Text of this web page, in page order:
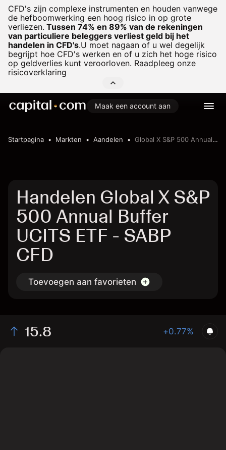
CFD's zijn complexe instrumenten en houden vanwege
de hefboomwerking een hoog risico in op grote
verliezen. Tussen 74% en 89% van de rekeningen
van particuliere beleggers verliest geld bij het
handelen in CFD's.U moet nagaan of u wel degelijk
begrijpt hoe CFD's werken en of u zich het hoge risico
op geldverlies kunt veroorloven. Raadpleeg onze
risicoverklaring
Maak een account aan
Startpagina Markten Aandelen Global X S&P 500 Annual Buffer UCITS ETF
Handelen Global X S&P
500 Annual Buffer
UCITS ETF - SABP
CFD
Toevoegen aan favorieten
15.8 +0.77%